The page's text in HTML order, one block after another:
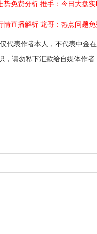
势免费分析 推手：今日大盘
情直播解析 龙哥：热点问题
代表作者本人，不代表中金
请勿私下汇款给自媒体作